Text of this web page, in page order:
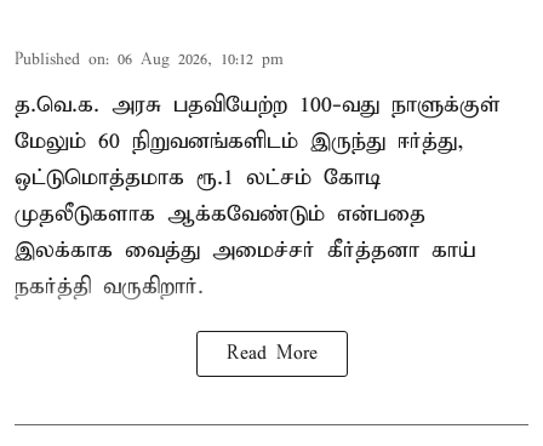
Published on: 06 Aug 2026, 10:12 pm
த.வெ.க. அரசு பதவியேற்ற 100-வது நாளுக்குள்
மேலும் 60 நிறுவனங்களிடம் இருந்து ஈர்த்து,
ஒட்டுமொத்தமாக ரூ.1 லட்சம் கோடி
முதலீடுகளாக ஆக்கவேண்டும் என்பதை
இலக்காக வைத்து அமைச்சர் கீர்த்தனா காய்
நகர்த்தி வருகிறார்.
Read More